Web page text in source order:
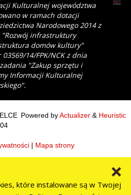
Kulturalnej województwa
w ramach dotacji
Narodowego 2014 z
infrastruktury
domów kultury"
14/FPK/NCK z dnia
"Zakup sprzętu i
Informacji Kulturalnej
Powered byActualizer & Heuristic
| Mapa strony
które instalowane są w Twojej